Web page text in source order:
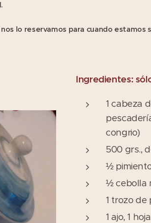
lo reservamos para cuando
Ingredientes:
1 cabeza
congrio)
500 grs.,
½
½ cebolla
1 trozo
1 ajo, 1